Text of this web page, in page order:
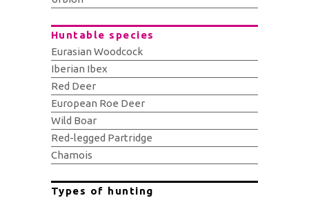
Huntable species
Eurasian Woodcock
Iberian Ibex
Red Deer
European Roe Deer
Wild Boar
Red-legged Partridge
Chamois
Types of hunting